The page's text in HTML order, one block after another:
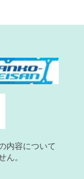
内容について
ん。